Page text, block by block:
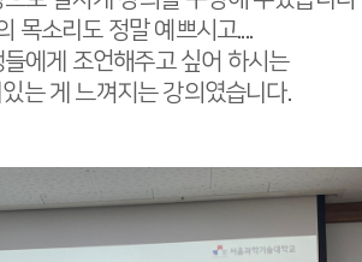
목소리도 정말 예쁘시고....
에게 조언해주고 싶어 하시는
는 게 느껴지는 강의였습니다.